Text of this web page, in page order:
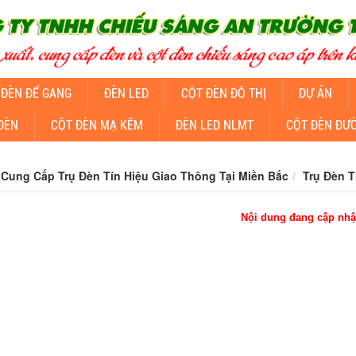
ĐỂ GANG ĐÈN LED CỘT ĐÈN ĐÔ THỊ DỰ ÁN
CỘT ĐÈN MẠ KẼM ĐÈN LED NLMT CỘT ĐÈN
Cung Cấp Trụ Đèn Tín Hiệu Giao Thông Tại Miền Bắc Trụ Đèn
Nội dung đang cập